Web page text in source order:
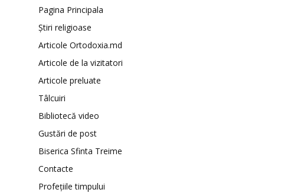
Pagina Principala
Știri religioase
Articole Ortodoxia.md
Articole de la vizitatori
Articole preluate
Tâlcuiri
Bibliotecă video
Gustări de post
Biserica Sfinta Treime
Contacte
Profețiile timpului